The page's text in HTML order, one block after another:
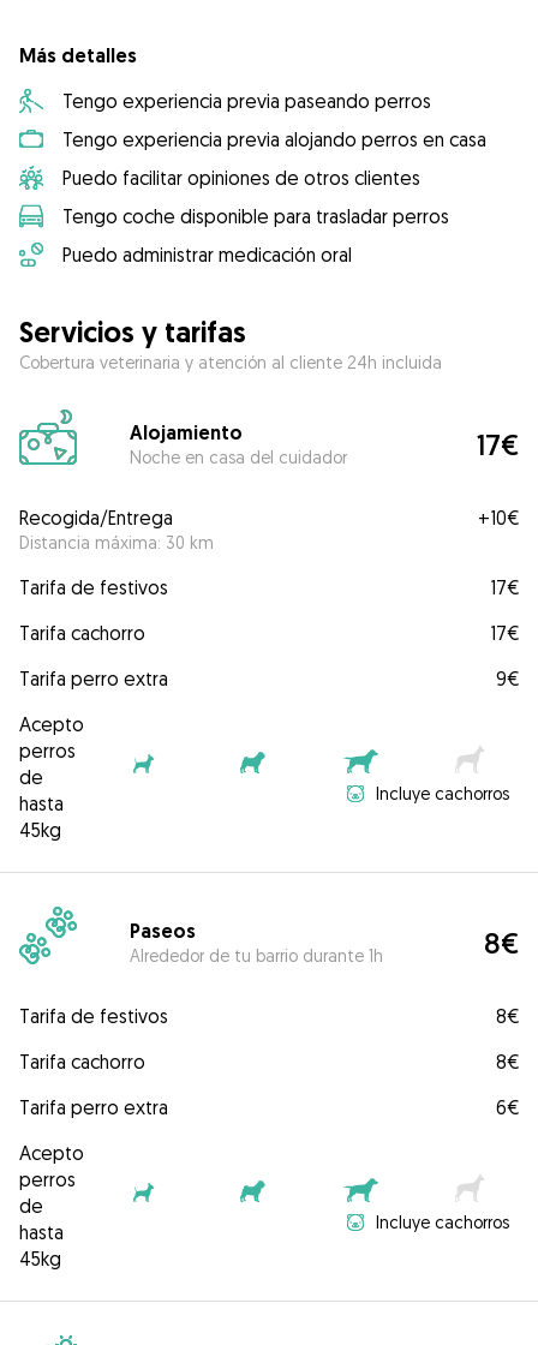
Más detalles
Tengo experiencia previa paseando perros
Tengo experiencia previa alojando perros en casa
Puedo facilitar opiniones de otros clientes
Tengo coche disponible para trasladar perros
Puedo administrar medicación oral
Servicios y tarifas
Cobertura veterinaria y atención al cliente 24h incluida
Alojamiento
Noche en casa del cuidador 17€
Recogida/Entrega
Distancia máxima: 30 km
+10€
Tarifa de festivos
17€
Tarifa cachorro
17€
Tarifa perro extra
9€
Acepto
perros
de
hasta
45kg
Incluye cachorros
Paseos
Alrededor de tu barrio durante 1h 8€
Tarifa de festivos
8€
Tarifa cachorro
8€
Tarifa perro extra
6€
Acepto
perros
de
hasta
45kg
Incluye cachorros